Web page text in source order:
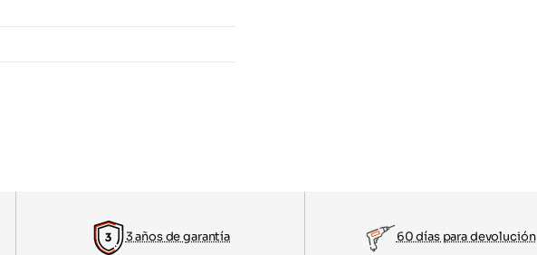
3 años de garantía 60 días para devolución